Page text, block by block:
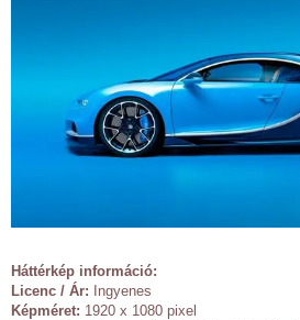
Háttérkép információ:
Licenc / Ár: Ingyenes
Képméret: 1920 x 1080 pixel